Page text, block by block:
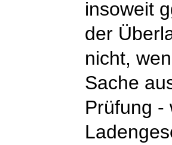
insoweit
der
nicht,
Sache
Prüfung -